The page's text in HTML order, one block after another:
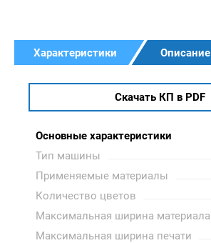
Характеристики Описание
Скачать КП в PDF
Основные характеристики
Тип машины
Применяемые материалы
Количество цветов
Максимальная ширина материала
Максимальная ширина печати